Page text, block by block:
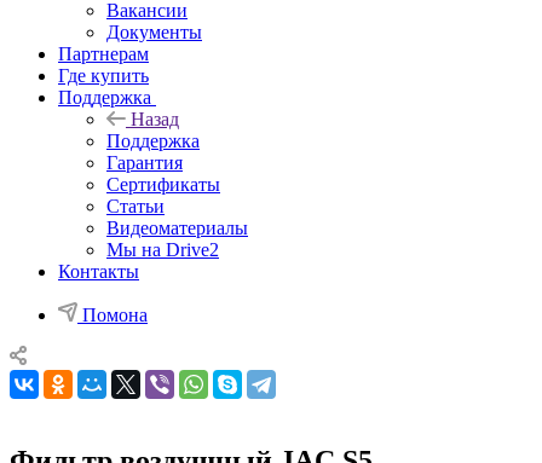
Вакансии
Документы
Партнерам
Где купить
Поддержка
Назад
Поддержка
Гарантия
Сертификаты
Статьи
Видеоматериалы
Мы на Drive2
Контакты
Помона